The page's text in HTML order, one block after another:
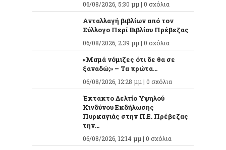
06/08/2026, 5:30 μμ | 0 σχόλια
Ανταλλαγή βιβλίων από τον
Σύλλογο Περί Βιβλίου Πρέβεζας
06/08/2026, 2:39 μμ | 0 σχόλια
«Μαμά νόμιζες ότι δε θα σε
ξαναδώ;» – Τα πρώτα...
06/08/2026, 12:28 μμ | 0 σχόλια
Έκτακτο Δελτίο Υψηλού
Κινδύνου Εκδήλωσης
Πυρκαγιάς στην Π.Ε. Πρέβεζας
την...
06/08/2026, 12:14 μμ | 0 σχόλια